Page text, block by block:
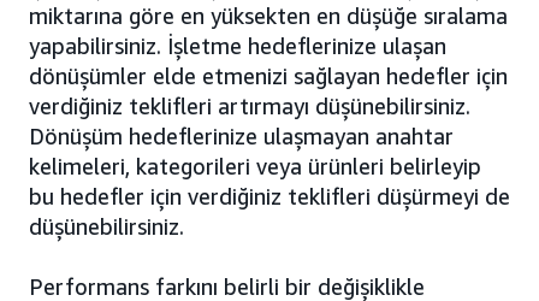
miktarına göre en yüksekten en düşüğe sıralama
yapabilirsiniz. İşletme hedeflerinize ulaşan
dönüşümler elde etmenizi sağlayan hedefler için
verdiğiniz teklifleri artırmayı düşünebilirsiniz.
Dönüşüm hedeflerinize ulaşmayan anahtar
kelimeleri, kategorileri veya ürünleri belirleyip
bu hedefler için verdiğiniz teklifleri düşürmeyi de
düşünebilirsiniz.
Performans farkını belirli bir değişiklikle